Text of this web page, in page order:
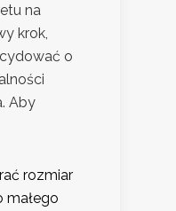
na
krok,
o
Aby
rozmiar
małego